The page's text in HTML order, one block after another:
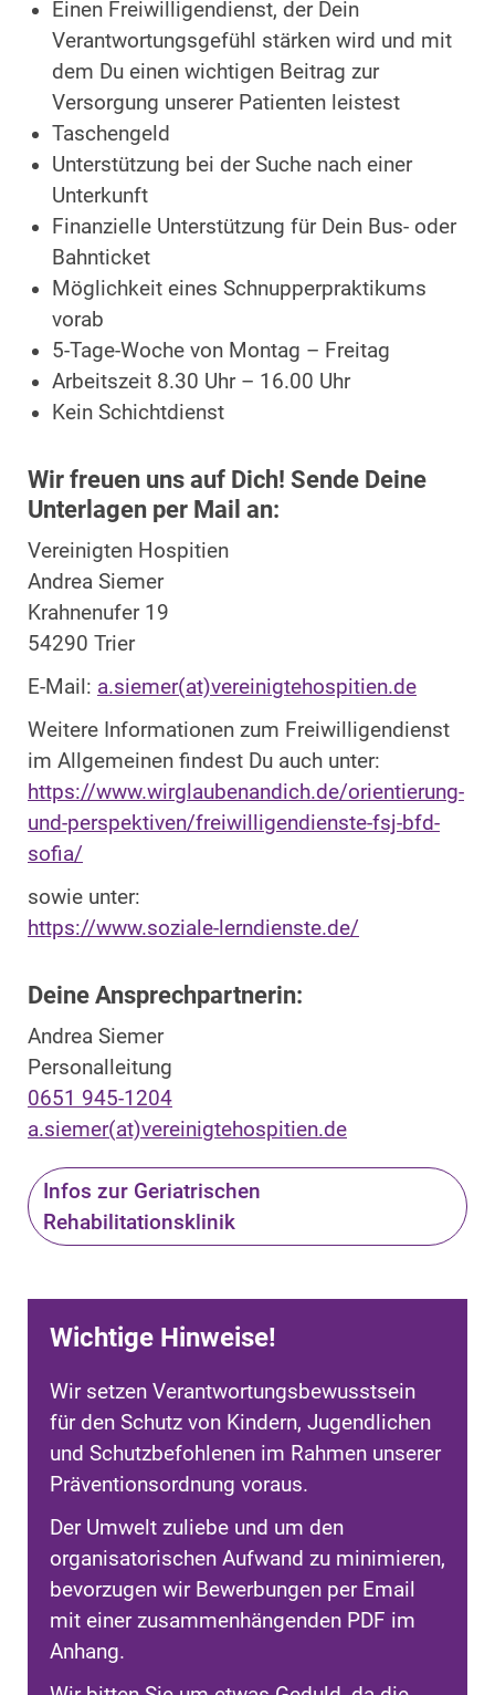
Einen Freiwilligendienst, der Dein
Verantwortungsgefühl stärken wird und mit
dem Du einen wichtigen Beitrag zur
Versorgung unserer Patienten leistest
Taschengeld
Unterstützung bei der Suche nach einer
Unterkunft
Finanzielle Unterstützung für Dein Bus- oder
Bahnticket
Möglichkeit eines Schnupperpraktikums
vorab
5-Tage-Woche von Montag – Freitag
Arbeitszeit 8.30 Uhr – 16.00 Uhr
Kein Schichtdienst
Wir freuen uns auf Dich! Sende Deine
Unterlagen per Mail an:
Vereinigten Hospitien
Andrea Siemer
Krahnenufer 19
54290 Trier
E-Mail: a.siemer(at)vereinigtehospitien.de
Weitere Informationen zum Freiwilligendienst
im Allgemeinen findest Du auch unter:
https://www.wirglaubenandich.de/orientierung-
und-perspektiven/freiwilligendienste-fsj-bfd-
sofia/
sowie unter:
https://www.soziale-lerndienste.de/
Deine Ansprechpartnerin:
Andrea Siemer
Personalleitung
0651 945-1204
a.siemer(at)vereinigtehospitien.de
Infos zur Geriatrischen
Rehabilitationsklinik
Wichtige Hinweise!
Wir setzen Verantwortungsbewusstsein
für den Schutz von Kindern, Jugendlichen
und Schutzbefohlenen im Rahmen unserer
Präventionsordnung voraus.
Der Umwelt zuliebe und um den
organisatorischen Aufwand zu minimieren,
bevorzugen wir Bewerbungen per Email
mit einer zusammenhängenden PDF im
Anhang.